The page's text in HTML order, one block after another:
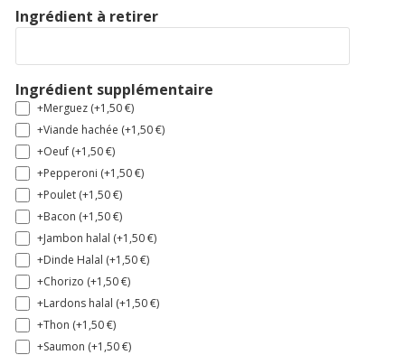
Ingrédient à retirer
Ingrédient supplémentaire
+Merguez (+1,50€)
+Viande hachée (+1,50€)
+Oeuf (+1,50€)
+Pepperoni (+1,50€)
+Poulet (+1,50€)
+Bacon (+1,50€)
+Jambon halal (+1,50€)
+Dinde Halal (+1,50€)
+Chorizo (+1,50€)
+Lardons halal (+1,50€)
+Thon (+1,50€)
+Saumon (+1,50€)